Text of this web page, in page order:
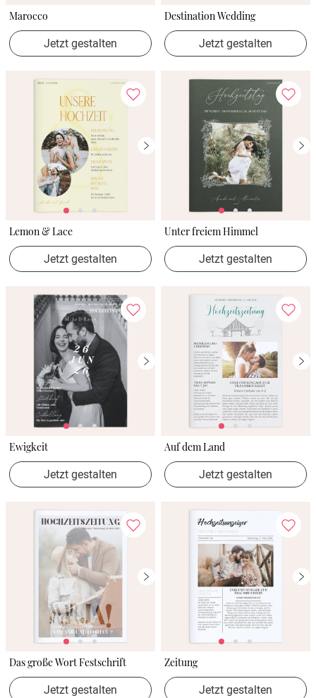
Marocco
Jetzt gestalten
Destination Wedding
Jetzt gestalten
Lemon & Lace
Jetzt gestalten
Unter freiem Himmel
Jetzt gestalten
Ewigkeit
Jetzt gestalten
Auf dem Land
Jetzt gestalten
Das große Wort Festschrift
Jetzt gestalten
Zeitung
Jetzt gestalten